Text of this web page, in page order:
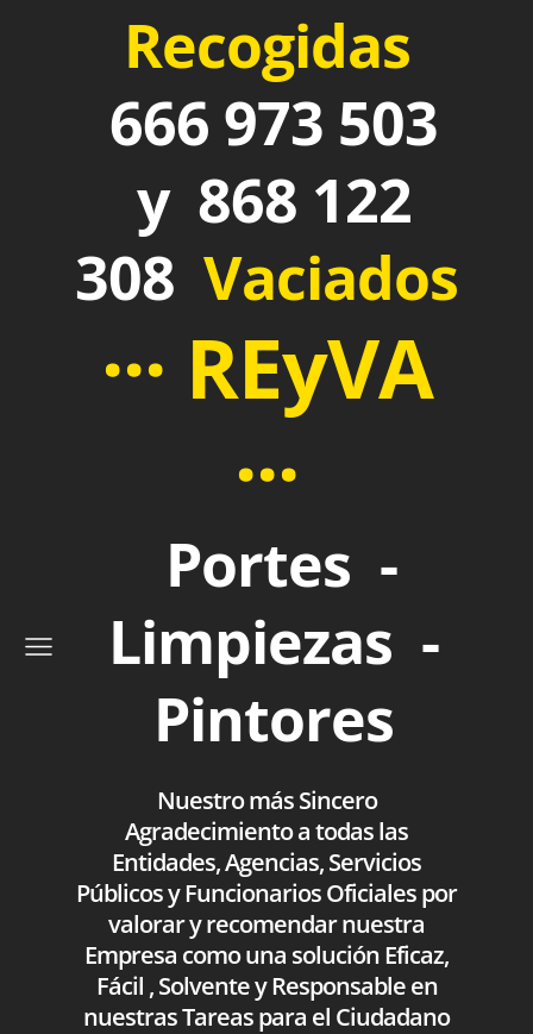
Recogidas
666 973 503
y 868 122
308 Vaciados
··· REyVA
···
Portes -
Limpiezas -
Pintores
Nuestro más Sincero
Agradecimiento a todas las
Entidades, Agencias, Servicios
Públicos y Funcionarios Oficiales por
valorar y recomendar nuestra
Empresa como una solución Eficaz,
Fácil , Solvente y Responsable en
nuestras Tareas para el Ciudadano